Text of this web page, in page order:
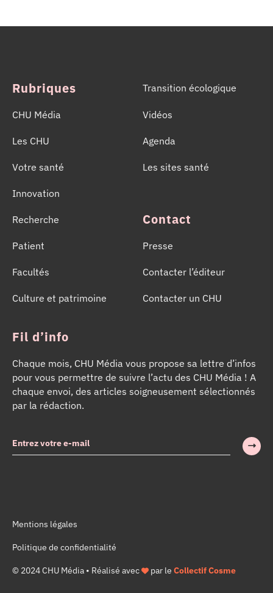
Rubriques
CHU Média
Les CHU
Votre santé
Innovation
Recherche
Patient
Facultés
Culture et patrimoine
Transition écologique
Vidéos
Agenda
Les sites santé
Contact
Presse
Contacter l’éditeur
Contacter un CHU
Fil d’info
Chaque mois, CHU Média vous propose sa lettre d’infos
pour vous permettre de suivre l’actu des CHU Média ! A
chaque envoi, des articles soigneusement sélectionnés
par la rédaction.
Mentions légales
Politique de confidentialité
© 2024 CHU Média • Réalisé avec par le Collectif Cosme